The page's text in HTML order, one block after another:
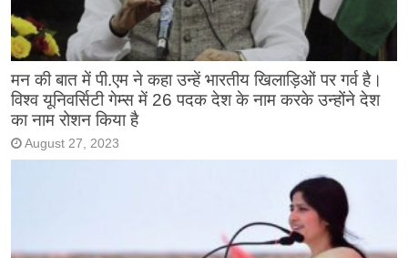
मन की बात में पी.एम ने कहा उन्हें भारतीय खिलाड़िओं पर गर्व है।
विश्व यूनिवर्सिटी गेम्स में 26 पदक देश के नाम करके उन्होंने देश
का नाम रोशन किया है
August 27, 2023